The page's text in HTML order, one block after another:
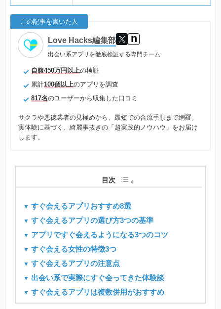
この記事を書いた人
Love Hacks編集部 n
出会い系アプリを徹底検証する専門チーム
自腹450万円以上の検証
累計100個以上のアプリを調査
817名のユーザーから収集した口コミ
サクラや悪徳業者の見極めから、最短での合流手順まで網羅。
実体験に基づく、綺麗事抜きの「超実践的ノウハウ」をお届け
します。
目次
すぐ会えるアプリおすすめ8選
すぐ会えるアプリの選び方3つの基準
アプリですぐ会えるようになる3つのコツ
すぐ会える女性の特徴3つ
すぐ会えるアプリの注意点
出会い系で実際にすぐ会ってきた体験談
すぐ会えるアプリは複数併用がおすすめ